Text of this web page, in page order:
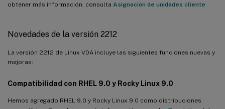
obtener más información, consulta Asignación de unidades cliente
Novedades de la versión 2212
La versión 2212 de Linux VDA incluye las siguientes funciones nuevas y
mejoras:
Compatibilidad con RHEL 9.0 y Rocky Linux 9.0
Hemos agregado RHEL 9.0 y Rocky Linux 9.0 como distribuciones